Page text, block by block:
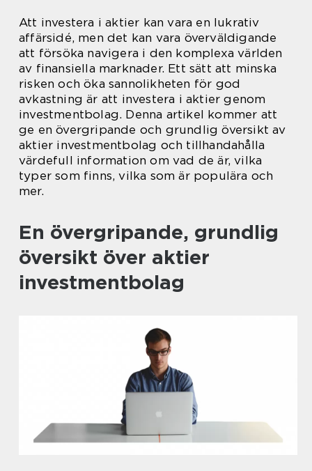
Att investera i aktier kan vara en lukrativ
affärsidé, men det kan vara överväldigande
att försöka navigera i den komplexa världen
av finansiella marknader. Ett sätt att minska
risken och öka sannolikheten för god
avkastning är att investera i aktier genom
investmentbolag. Denna artikel kommer att
ge en övergripande och grundlig översikt av
aktier investmentbolag och tillhandahålla
värdefull information om vad de är, vilka
typer som finns, vilka som är populära och
mer.
En övergripande, grundlig
översikt över aktier
investmentbolag